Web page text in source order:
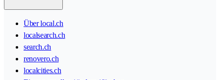
Über local.ch
localsearch.ch
search.ch
renovero.ch
localcities.ch